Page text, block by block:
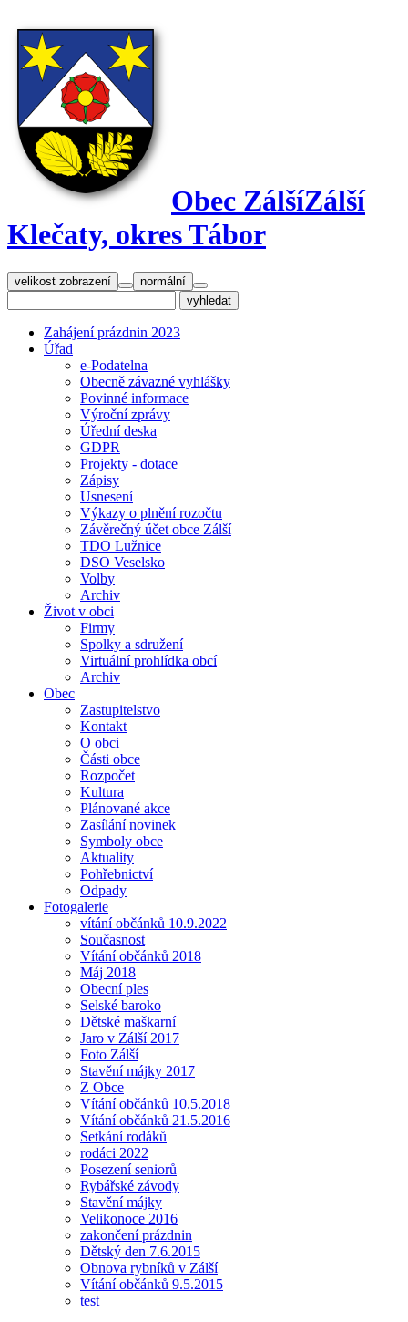
Obec ZálšíZálší
Klečaty, okres Tábor
velikost zobrazení normální
Zahájení prázdnin 2023
Úřad
e-Podatelna
Obecně závazné vyhlášky
Povinné informace
Výroční zprávy
Úřední deska
GDPR
Projekty - dotace
Zápisy
Usnesení
Výkazy o plnění rozočtu
Závěrečný účet obce Zálší
TDO Lužnice
DSO Veselsko
Volby
Archiv
Život v obci
Firmy
Spolky a sdružení
Virtuální prohlídka obcí
Archiv
Obec
Zastupitelstvo
Kontakt
O obci
Části obce
Rozpočet
Kultura
Plánované akce
Zasílání novinek
Symboly obce
Aktuality
Pohřebnictví
Odpady
Fotogalerie
vítání občánků 10.9.2022
Současnost
Vítání občánků 2018
Máj 2018
Obecní ples
Selské baroko
Dětské maškarní
Jaro v Zálší 2017
Foto Zálší
Stavění májky 2017
Z Obce
Vítání občánků 10.5.2018
Vítání občánků 21.5.2016
Setkání rodáků
rodáci 2022
Posezení seniorů
Rybářské závody
Stavění májky
Velikonoce 2016
zakončení prázdnin
Dětský den 7.6.2015
Obnova rybníků v Zálší
Vítání občánků 9.5.2015
test